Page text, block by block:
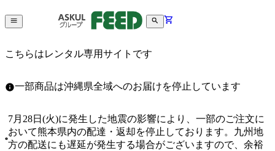
こちらはレンタル専用サイトです
一部商品は沖縄県全域へのお届けを停止しています
7月28日(火)に発生した地震の影響により、一部のご注文に
おいて熊本県内の配達・返却を停止しております。九州地
方の配送にも遅延が発生する場合がございますので、余裕